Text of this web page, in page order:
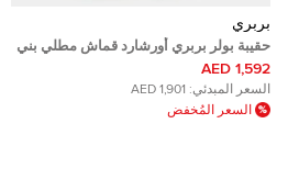
بربري
حقيبة بولر بربري أورشارد قماش مطلي بني
داكن/بيج بنقشة هايماركت تشيك
1,592 AED
السعر المبدئي: 1,901 AED
السعر المُخفض